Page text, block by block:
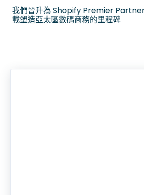
我們晉升為 Shopify Premier
載塑造亞太區數碼商務的里程碑